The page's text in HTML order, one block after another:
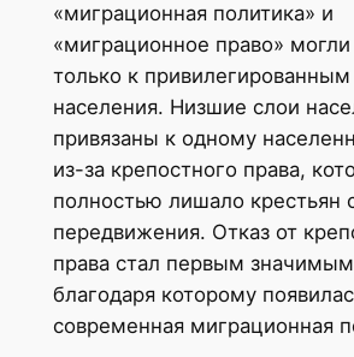
«миграционная политика» и
«миграционное право» могли
только к
населения. Низшие слои
привязаны к одному
из-за крепостного права,
полностью лишало крестьян
передвижения. Отказ от
права стал первым
благодаря которому
современная миграционная